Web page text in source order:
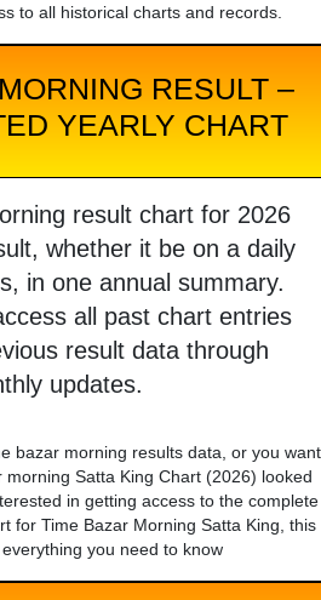
to all historical charts and records.
RESULT –
YEARLY CHART
result chart for 2026
whether it be on a daily
in one annual summary.
all past chart entries
result data through
updates.
bazar morning results data, or you want
Satta King Chart (2026) looked
in getting access to the complete
for Time Bazar Morning Satta King, this
you need to know